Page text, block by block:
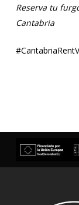
Reserva tu
Cantabria